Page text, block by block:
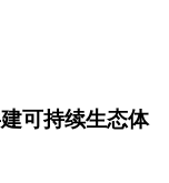
可持续生态体